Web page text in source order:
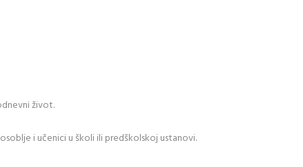
život.
i učenici u školi ili predškolskoj ustanovi.